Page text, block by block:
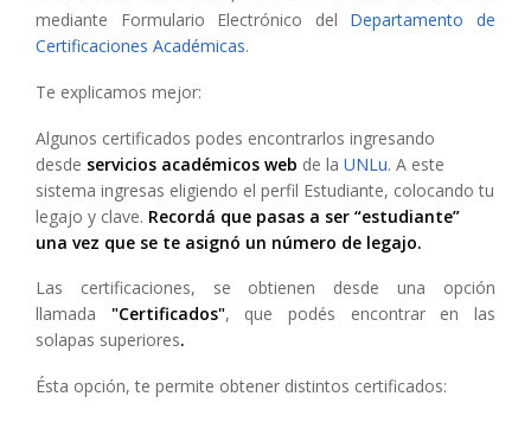
mediante Formulario Electrónico del Departamento de
Certificaciones Académicas.
Te explicamos mejor:
Algunos certificados podes encontrarlos ingresando
desde servicios académicos web de la UNLu. A este
sistema ingresas eligiendo el perfil Estudiante, colocando tu
legajo y clave. Recordá que pasas a ser “estudiante”
una vez que se te asignó un número de legajo.
Las certificaciones, se obtienen desde una opción
llamada "Certificados", que podés encontrar en las
solapas superiores.
Ésta opción, te permite obtener distintos certificados: